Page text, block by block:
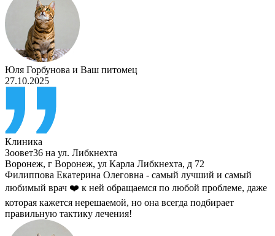
Юля Горбунова и Ваш питомец
27.10.2025
Клиника
Зоовет36 на ул. Либкнехта
Воронеж, г Воронеж, ул Карла Либкнехта, д 72
Филиппова Екатерина Олеговна - самый лучший и самый
любимый врач ❤️ к ней обращаемся по любой проблеме, даже
которая кажется нерешаемой, но она всегда подбирает
правильную тактику лечения!